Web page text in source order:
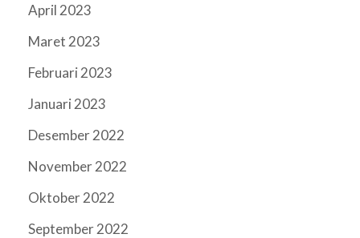
April 2023
Maret 2023
Februari 2023
Januari 2023
Desember 2022
November 2022
Oktober 2022
September 2022